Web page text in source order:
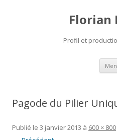
Florian
Profil et
Pagode du Pilier
Publié le 3 janvier 2013 à 600 × 800